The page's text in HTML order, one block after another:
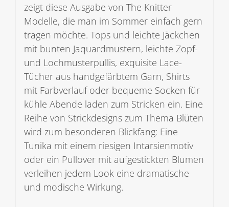
zeigt diese Ausgabe von The Knitter
Modelle, die man im Sommer einfach gern
tragen möchte. Tops und leichte Jäckchen
mit bunten Jaquardmustern, leichte Zopf-
und Lochmusterpullis, exquisite Lace-
Tücher aus handgefärbtem Garn, Shirts
mit Farbverlauf oder bequeme Socken für
kühle Abende laden zum Stricken ein. Eine
Reihe von Strickdesigns zum Thema Blüten
wird zum besonderen Blickfang: Eine
Tunika mit einem riesigen Intarsienmotiv
oder ein Pullover mit aufgestickten Blumen
verleihen jedem Look eine dramatische
und modische Wirkung.